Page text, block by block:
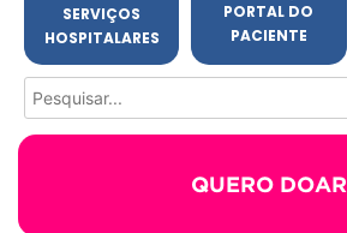
SERVIÇOS
HOSPITALARES
PORTAL DO
PACIENTE
QUERO DOAR